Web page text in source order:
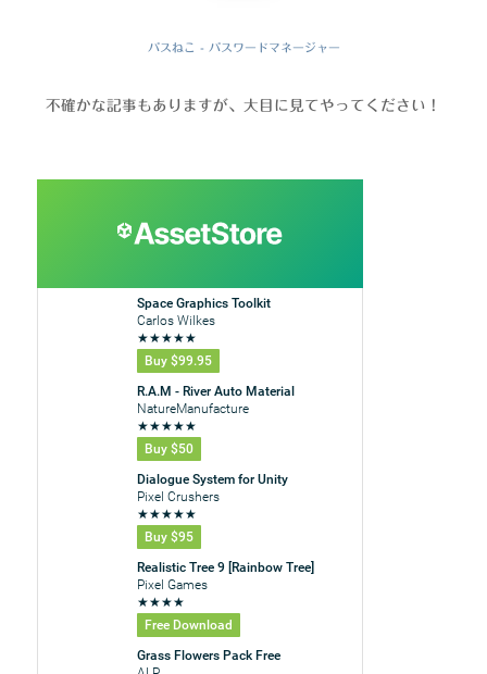
パスねこ - パスワードマネージャー
不確かな記事もありますが、大目に見てやってください！